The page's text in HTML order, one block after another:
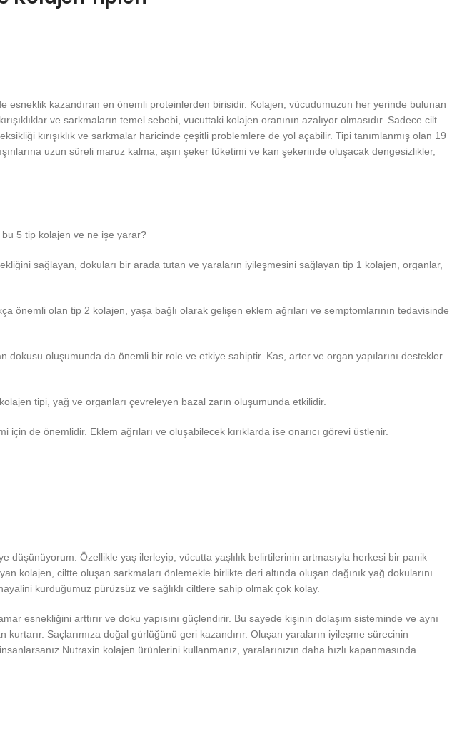
esneklik kazandıran en önemli proteinlerden birisidir. Kolajen, vücudumuzun her yerinde bulunan
ve sarkmaların temel sebebi, vucuttaki kolajen oranının azalıyor olmasıdır. Sadece cilt
kırışıklık ve sarkmalar haricinde çeşitli problemlere de yol açabilir. Tipi tanımlanmış olan 19
uzun süreli maruz kalma, aşırı şeker tüketimi ve kan şekerinde oluşacak dengesizlikler,
5 tip kolajen ve ne işe yarar?
sağlayan, dokuları bir arada tutan ve yaraların iyileşmesini sağlayan tip 1 kolajen, organlar,
önemli olan tip 2 kolajen, yaşa bağlı olarak gelişen eklem ağrıları ve semptomlarının tedavisinde
dokusu oluşumunda da önemli bir role ve etkiye sahiptir. Kas, arter ve organ yapılarını destekler
tipi, yağ ve organları çevreleyen bazal zarın oluşumunda etkilidir.
için de önemlidir. Eklem ağrıları ve oluşabilecek kırıklarda ise onarıcı görevi üstlenir.
düşünüyorum. Özellikle yaş ilerleyip, vücutta yaşlılık belirtilerinin artmasıyla herkesi bir panik
kolajen, ciltte oluşan sarkmaları önlemekle birlikte deri altında oluşan dağınık yağ dokularını
kurduğumuz pürüzsüz ve sağlıklı ciltlere sahip olmak çok kolay.
esnekliğini arttırır ve doku yapısını güçlendirir. Bu sayede kişinin dolaşım sisteminde ve aynı
Saçlarımıza doğal gürlüğünü geri kazandırır. Oluşan yaraların iyileşme sürecinin
Nutraxin kolajen ürünlerini kullanmanız, yaralarınızın daha hızlı kapanmasında